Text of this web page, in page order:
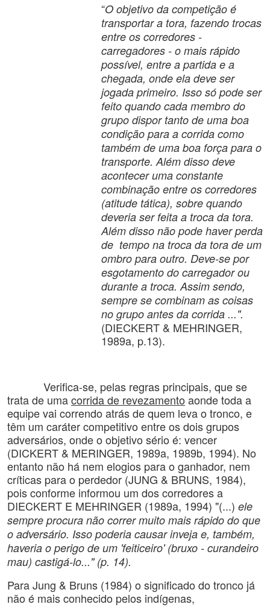
“O objetivo da competição é
transportar a tora, fazendo trocas
entre os corredores -
carregadores - o mais rápido
possível, entre a partida e a
chegada, onde ela deve ser
jogada primeiro. Isso só pode ser
feito quando cada membro do
grupo dispor tanto de uma boa
condição para a corrida como
também de uma boa força para o
transporte. Além disso deve
acontecer uma constante
combinação entre os corredores
(atitude tática), sobre quando
deveria ser feita a troca da tora.
Além disso não pode haver perda
de tempo na troca da tora de um
ombro para outro. Deve-se por
esgotamento do carregador ou
durante a troca. Assim sendo,
sempre se combinam as coisas
no grupo antes da corrida ...".
(DIECKERT & MEHRINGER,
1989a, p.13).
Verifica-se, pelas regras principais, que se
trata de umacorrida de revezamento aonde toda a
equipe vai correndo atrás de quem leva o tronco, e
têm um caráter competitivo entre os dois grupos
adversários, onde o objetivo sério é: vencer
(DICKERT & MERINGER, 1989a, 1989b, 1994). No
entanto não há nem elogios para o ganhador, nem
críticas para o perdedor (JUNG & BRUNS, 1984),
pois conforme informou um dos corredores a
DIECKERT E MEHRINGER (1989a, 1994) "(...) ele
sempre procura não correr muito mais rápido do que
o adversário. Isso poderia causar inveja e, também,
haveria o perigo de um 'feiticeiro' (bruxo - curandeiro
mau) castigá-lo..." (p. 14).
Para Jung & Bruns (1984) o significado do tronco já
não é mais conhecido pelos indígenas,